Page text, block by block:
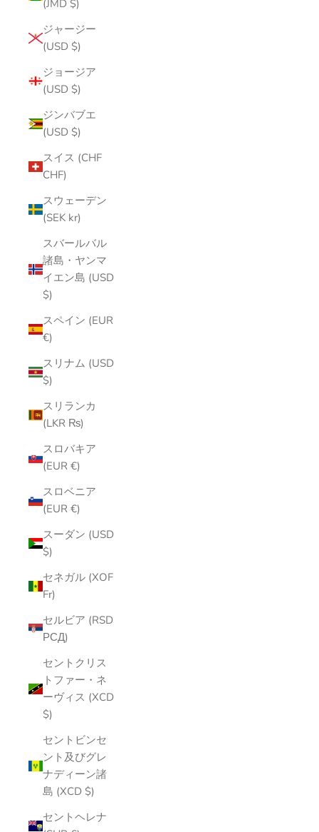
(JMD $)
ジャージー
(USD $)
ジョージア
(USD $)
ジンバブエ
(USD $)
スイス (CHF
CHF)
スウェーデン
(SEK kr)
スバールバル
諸島・ヤンマ
イエン島 (USD
$)
スペイン (EUR
€)
スリナム (USD
$)
スリランカ
(LKR ₨)
スロバキア
(EUR €)
スロベニア
(EUR €)
スーダン (USD
$)
セネガル (XOF
Fr)
セルビア (RSD
РСД)
セントクリス
トファー・ネ
ーヴィス (XCD
$)
セントビンセ
ント及びグレ
ナディーン諸
島 (XCD $)
セントヘレナ